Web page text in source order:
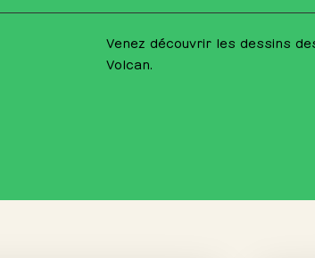
Venez découvrir les dessins
Volcan.